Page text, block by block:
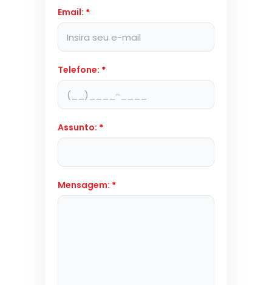
Email: *
Telefone: *
Assunto: *
Mensagem: *